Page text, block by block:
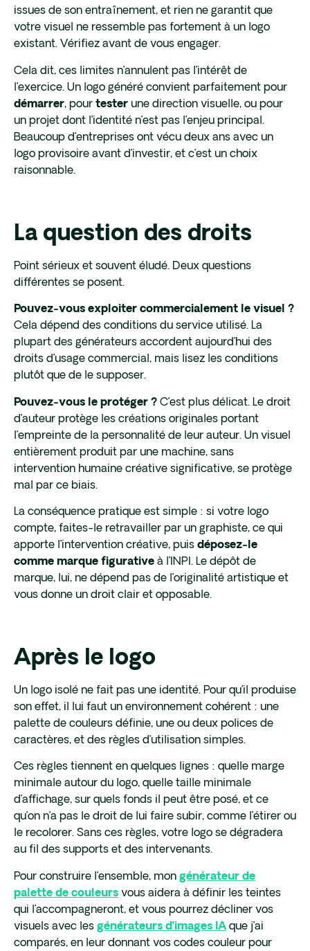
issues de son entraînement, et rien ne garantit que
votre visuel ne ressemble pas fortement à un logo
existant. Vérifiez avant de vous engager.
Cela dit, ces limites n’annulent pas l’intérêt de
l’exercice. Un logo généré convient parfaitement pour
démarrer, pour tester une direction visuelle, ou pour
un projet dont l’identité n’est pas l’enjeu principal.
Beaucoup d’entreprises ont vécu deux ans avec un
logo provisoire avant d’investir, et c’est un choix
raisonnable.
La question des droits
Point sérieux et souvent éludé. Deux questions
différentes se posent.
Pouvez-vous exploiter commercialement le visuel ?
Cela dépend des conditions du service utilisé. La
plupart des générateurs accordent aujourd’hui des
droits d’usage commercial, mais lisez les conditions
plutôt que de le supposer.
Pouvez-vous le protéger ? C’est plus délicat. Le droit
d’auteur protège les créations originales portant
l’empreinte de la personnalité de leur auteur. Un visuel
entièrement produit par une machine, sans
intervention humaine créative significative, se protège
mal par ce biais.
La conséquence pratique est simple : si votre logo
compte, faites-le retravailler par un graphiste, ce qui
apporte l’intervention créative, puis déposez-le
comme marque figurative à l’INPI. Le dépôt de
marque, lui, ne dépend pas de l’originalité artistique et
vous donne un droit clair et opposable.
Après le logo
Un logo isolé ne fait pas une identité. Pour qu’il produise
son effet, il lui faut un environnement cohérent : une
palette de couleurs définie, une ou deux polices de
caractères, et des règles d’utilisation simples.
Ces règles tiennent en quelques lignes : quelle marge
minimale autour du logo, quelle taille minimale
d’affichage, sur quels fonds il peut être posé, et ce
qu’on n’a pas le droit de lui faire subir, comme l’étirer ou
le recolorer. Sans ces règles, votre logo se dégradera
au fil des supports et des intervenants.
Pour construire l’ensemble, mon générateur de
palette de couleurs vous aidera à définir les teintes
qui l’accompagneront, et vous pourrez décliner vos
visuels avec les générateurs d’images IAque j’ai
comparés, en leur donnant vos codes couleur pour